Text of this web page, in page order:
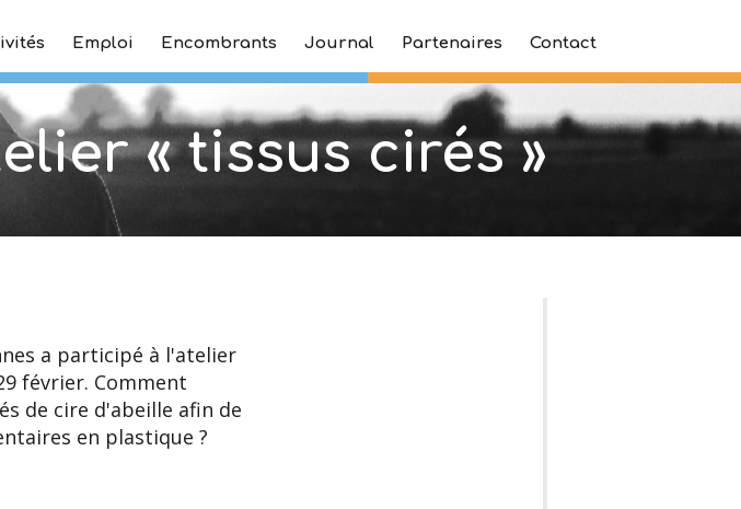
Emploi Encombrants Journal Partenaires Contact
« tissus cirés »
a participé à l'atelier
février. Comment
de cire d'abeille afin de
en plastique ?